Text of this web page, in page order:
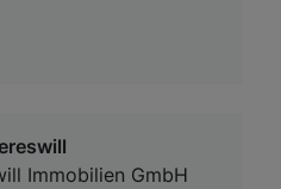
Immobilien GmbH